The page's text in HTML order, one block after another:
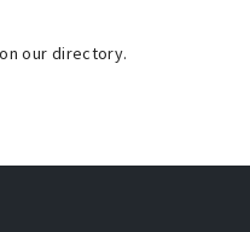
our directory.